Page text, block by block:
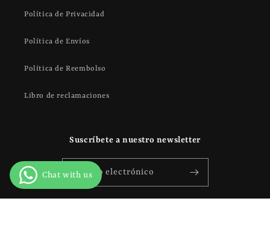
Política de Privacidad
Política de Envíos
Política de Reembolso
Libro de reclamaciones
Suscríbete a nuestro newsletter
Correo electrónico